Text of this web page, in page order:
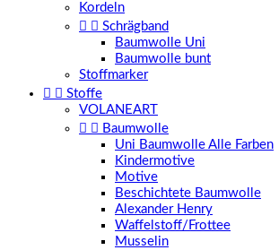
Kordeln
  Schrägband
Baumwolle Uni
Baumwolle bunt
Stoffmarker
  Stoffe
VOLANEART
  Baumwolle
Uni Baumwolle Alle Farben
Kindermotive
Motive
Beschichtete Baumwolle
Alexander Henry
Waffelstoff/Frottee
Musselin